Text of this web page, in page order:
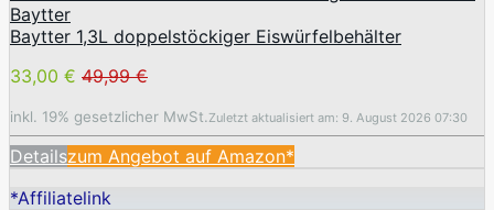
Baytter
Baytter 1,3L doppelstöckiger Eiswürfelbehälter
33,00 € 49,99 €
inkl. 19% gesetzlicher MwSt. Zuletzt aktualisiert am: 9. August 2026 07:30
Detailszum Angebot auf Amazon*
*Affiliatelink